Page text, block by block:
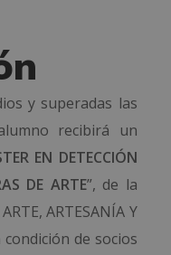
y superadas las
recibirá un
EN DETECCIÓN
DE ARTE”, de la
ARTESANÍA Y
de socios